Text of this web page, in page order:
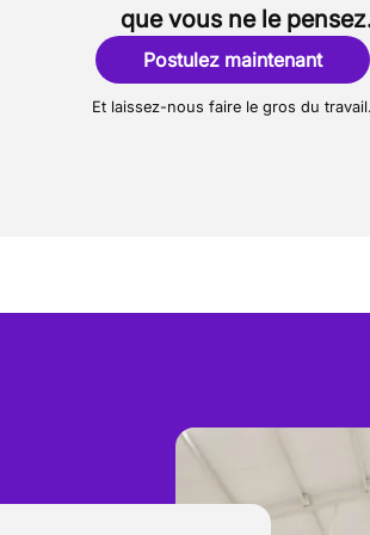
que vous ne le
Postulez maintenant
Et laissez-nous faire le gros du